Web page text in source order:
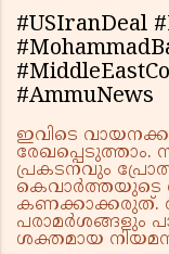
#USIranDeal
#AmmuNews
ഇവിടെ
രേഖപ്പെടുത്താം.
പ്രകടനവും
കെവാർത്തയുടെ
കണക്കാക്കരുത്.
പരാമർശങ്ങളും
ശക്തമായ